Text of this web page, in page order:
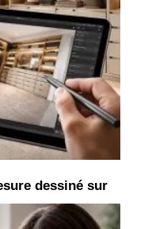
dessiné sur